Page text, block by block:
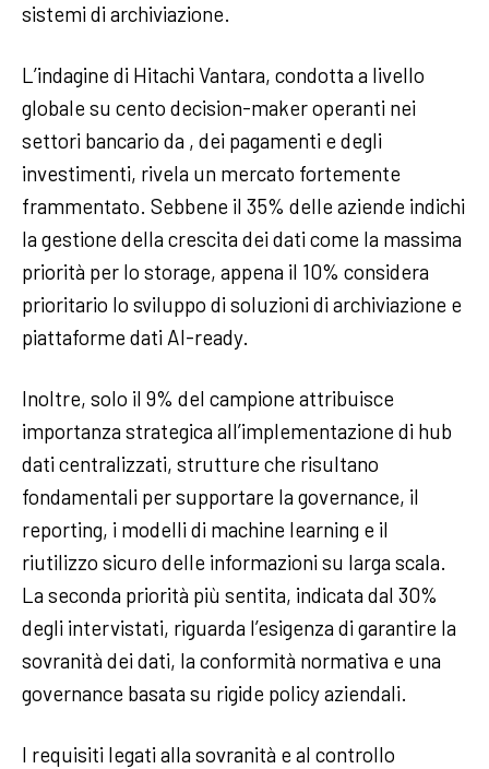
sistemi di archiviazione.
L’indagine di Hitachi Vantara, condotta a livello
globale su cento decision-maker operanti nei
settori bancario da , dei pagamenti e degli
investimenti, rivela un mercato fortemente
frammentato. Sebbene il 35% delle aziende indichi
la gestione della crescita dei dati come la massima
priorità per lo storage, appena il 10% considera
prioritario lo sviluppo di soluzioni di archiviazione e
piattaforme dati AI-ready.
Inoltre, solo il 9% del campione attribuisce
importanza strategica all’implementazione di hub
dati centralizzati, strutture che risultano
fondamentali per supportare la governance, il
reporting, i modelli di machine learning e il
riutilizzo sicuro delle informazioni su larga scala.
La seconda priorità più sentita, indicata dal 30%
degli intervistati, riguarda l’esigenza di garantire la
sovranità dei dati, la conformità normativa e una
governance basata su rigide policy aziendali.
I requisiti legati alla sovranità e al controllo